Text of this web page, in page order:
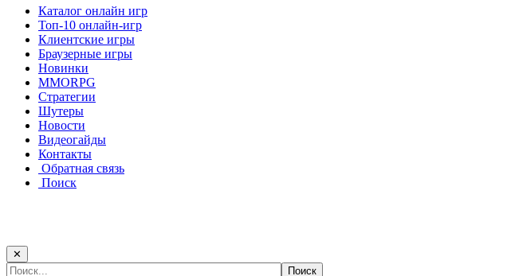
Каталог онлайн игр
Топ-10 онлайн-игр
Клиентские игры
Браузерные игры
Новинки
MMORPG
Стратегии
Шутеры
Новости
Видеогайды
Контакты
Обратная связь
Поиск
✕